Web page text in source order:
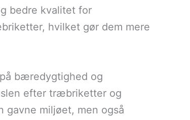
bedre kvalitet for
hvilket gør dem mere
bæredygtighed og
efter træbriketter og
miljøet, men også